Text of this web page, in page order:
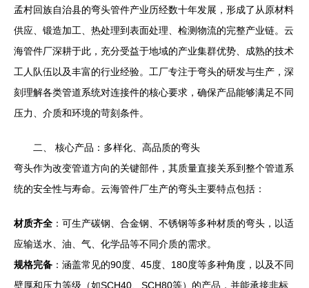
孟村回族自治县的弯头管件产业历经数十年发展，形成了从原材料
供应、锻造加工、热处理到表面处理、检测物流的完整产业链。云
海管件厂深耕于此，充分受益于地域的产业集群优势、成熟的技术
工人队伍以及丰富的行业经验。工厂专注于弯头的研发与生产，深
刻理解各类管道系统对连接件的核心要求，确保产品能够满足不同
压力、介质和环境的苛刻条件。
二、 核心产品：多样化、高品质的弯头
弯头作为改变管道方向的关键部件，其质量直接关系到整个管道系
统的安全性与寿命。云海管件厂生产的弯头主要特点包括：
材质齐全 ：可生产碳钢、合金钢、不锈钢等多种材质的弯头，以适
应输送水、油、气、化学品等不同介质的需求。
规格完备 ：涵盖常见的90度、45度、180度等多种角度，以及不同
壁厚和压力等级（如SCH40、SCH80等）的产品，并能承接非标